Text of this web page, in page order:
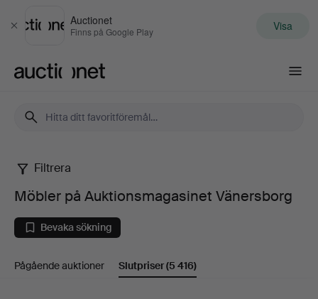
Stäng
Auctionet
Finns på Google Play Visa
Möbler
på
Auktionsmagasinet
Vänersborg
Filtrera
Möbler på Auktionsmagasinet Vänersborg
Bevaka sökning
Pågående auktioner Slutpriser(5 416)